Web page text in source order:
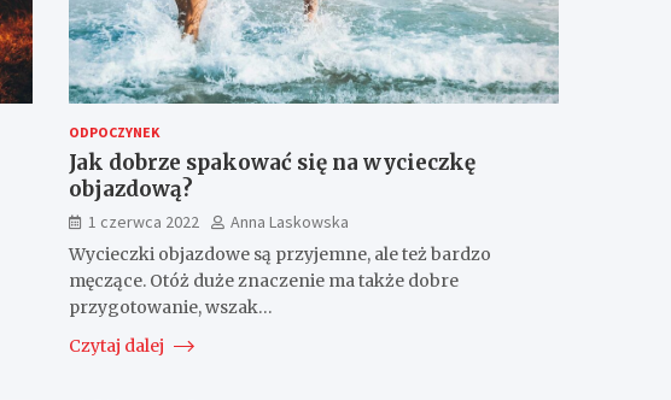
ODPOCZYNEK
Jak dobrze spakować się na wycieczkę
objazdową?
1 czerwca 2022
Anna Laskowska
Wycieczki objazdowe są przyjemne, ale też bardzo
męczące. Otóż duże znaczenie ma także dobre
przygotowanie, wszak…
Czytaj dalej